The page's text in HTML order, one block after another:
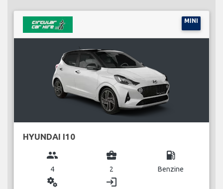
MINI
HYUNDAI I10
group
4
business_center
2
local_gas_station
Benzine
miscellaneous_services login